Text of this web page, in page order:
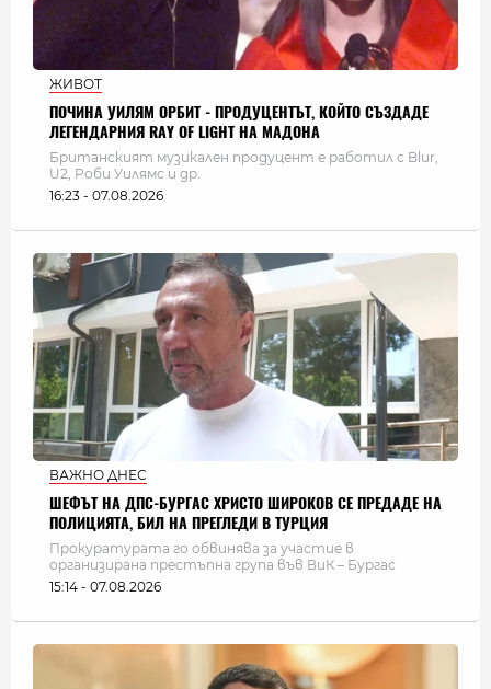
ЖИВОТ
ПОЧИНА УИЛЯМ ОРБИТ - ПРОДУЦЕНТЪТ, КОЙТО СЪЗДАДЕ
ЛЕГЕНДАРНИЯ RAY OF LIGHT НА МАДОНА
Британският музикален продуцент е работил с Blur,
U2, Роби Уилямс и др.
16:23 - 07.08.2026
ВАЖНО ДНЕС
ШЕФЪТ НА ДПС-БУРГАС ХРИСТО ШИРОКОВ СЕ ПРЕДАДЕ НА
ПОЛИЦИЯТА, БИЛ НА ПРЕГЛЕДИ В ТУРЦИЯ
Прокуратурата го обвинява за участие в
организирана престъпна група във ВиК – Бургас
15:14 - 07.08.2026